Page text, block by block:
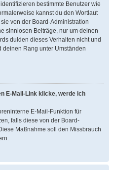
bestimmte Benutzer wie
kannst du den Wortlaut
von der Board-Administration
sinnlosen Beiträge, nur um deinen
dulden dieses Verhalten nicht und
deinen Rang unter Umständen
E-Mail-Link klicke, werde ich
E-Mail-Funktion für
falls diese von der Board-
Maßnahme soll den Missbrauch